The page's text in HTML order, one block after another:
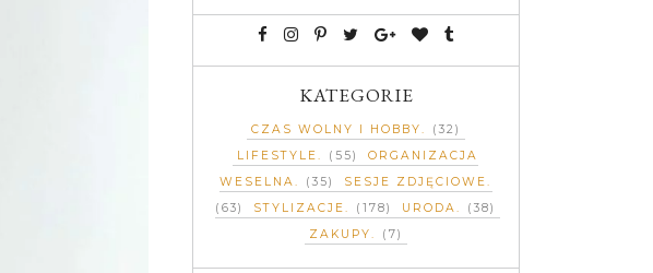
KATEGORIE
CZAS WOLNY I HOBBY
(32)
LIFESTYLE
(55)
ORGANIZACJA
WESELNA
(35)
SESJE ZDJĘCIOWE
(63)
STYLIZACJE (178) URODA
(38)
ZAKUPY
(7)